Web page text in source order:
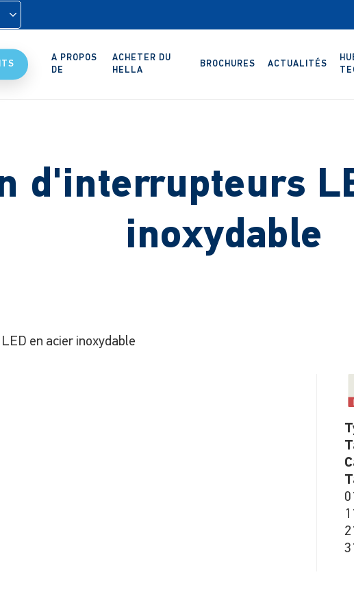
A PROPOS
DE
ACHETER DU
HELLA
BROCHURES ACTUALITÉS
d'interrupteurs
inoxydable
en acier inoxydable